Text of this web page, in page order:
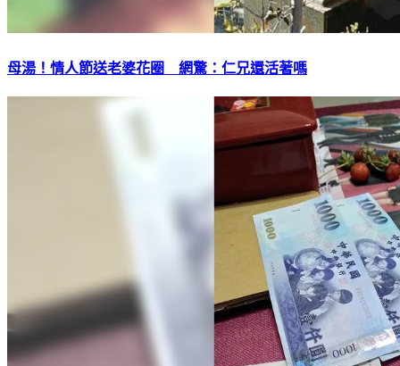
母湯！情人節送老婆花圈 網驚：仁兄還活著嗎